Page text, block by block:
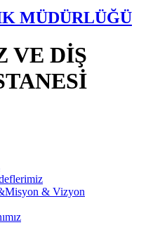
MÜDÜRLÜĞÜ
VE DİŞ
& Vizyon